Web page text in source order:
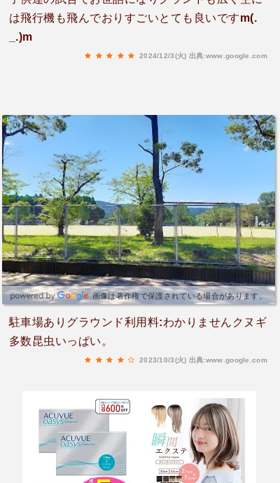
は飛行機も飛んでおりすごいとても良いですm(.
_.)m
2024/12/3(火) 出典:www.google.com
画像は著作権で保護されている場合があります。
駐車場ありグラウンド利用料:わかりませんクヌギ
多数昆虫いっぱい。
2023/10/3(火) 出典:www.google.com